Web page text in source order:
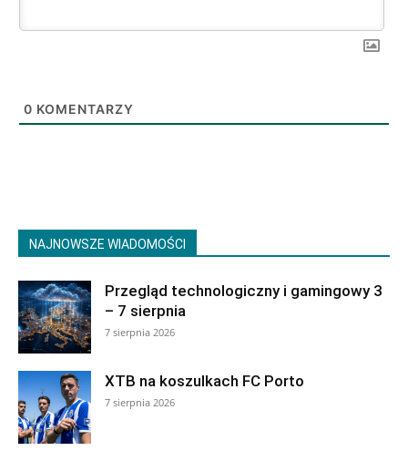
0 KOMENTARZY
NAJNOWSZE WIADOMOŚCI
Przegląd technologiczny i gamingowy 3
– 7 sierpnia
7 sierpnia 2026
XTB na koszulkach FC Porto
7 sierpnia 2026